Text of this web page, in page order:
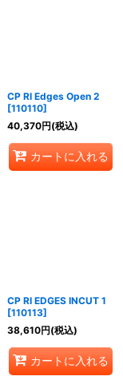
CP RI Edges Open 2
[110110]
40,370円(税込)
カートに入れる
CP RI EDGES INCUT 1
[110113]
38,610円(税込)
カートに入れる